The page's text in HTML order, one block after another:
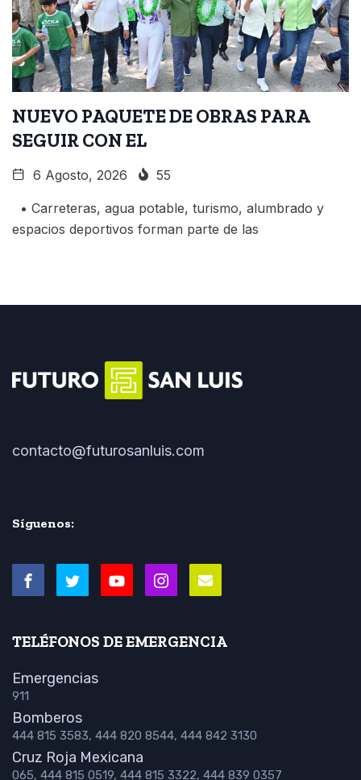
NUEVO PAQUETE DE OBRAS PARA
SEGUIR CON EL
6 Agosto, 2026 55
• Carreteras, agua potable, turismo, alumbrado y
espacios deportivos forman parte de las
contacto@futurosanluis.com
Síguenos:
TELÉFONOS DE EMERGENCIA
Emergencias
911
Bomberos
444 815 3583, 444 820 8544, 444 842 3130
Cruz Roja Mexicana
065, 444 815 0519, 444 815 3322, 444 839 0357